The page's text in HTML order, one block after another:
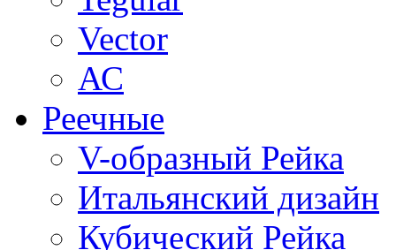
Vector
АС
Реечные
V-образный Рейка
Итальянский дизайн
Кубический Рейка